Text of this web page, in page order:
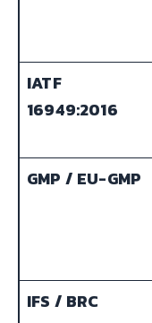
IATF
16949:2016
GMP / EU-GMP
IFS / BRC